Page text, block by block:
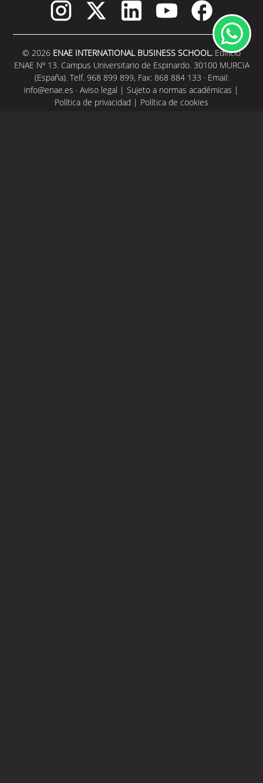
© 2026 ENAE INTERNATIONAL BUSINESS SCHOOL. Edificio
ENAE Nº 13. Campus Universitario de Espinardo. 30100 MURCIA
(España). Telf. 968 899 899, Fax: 868 884 133 · Email:
info@enae.es · Aviso legal | Sujeto a normas académicas |
Política de privacidad | Política de cookies